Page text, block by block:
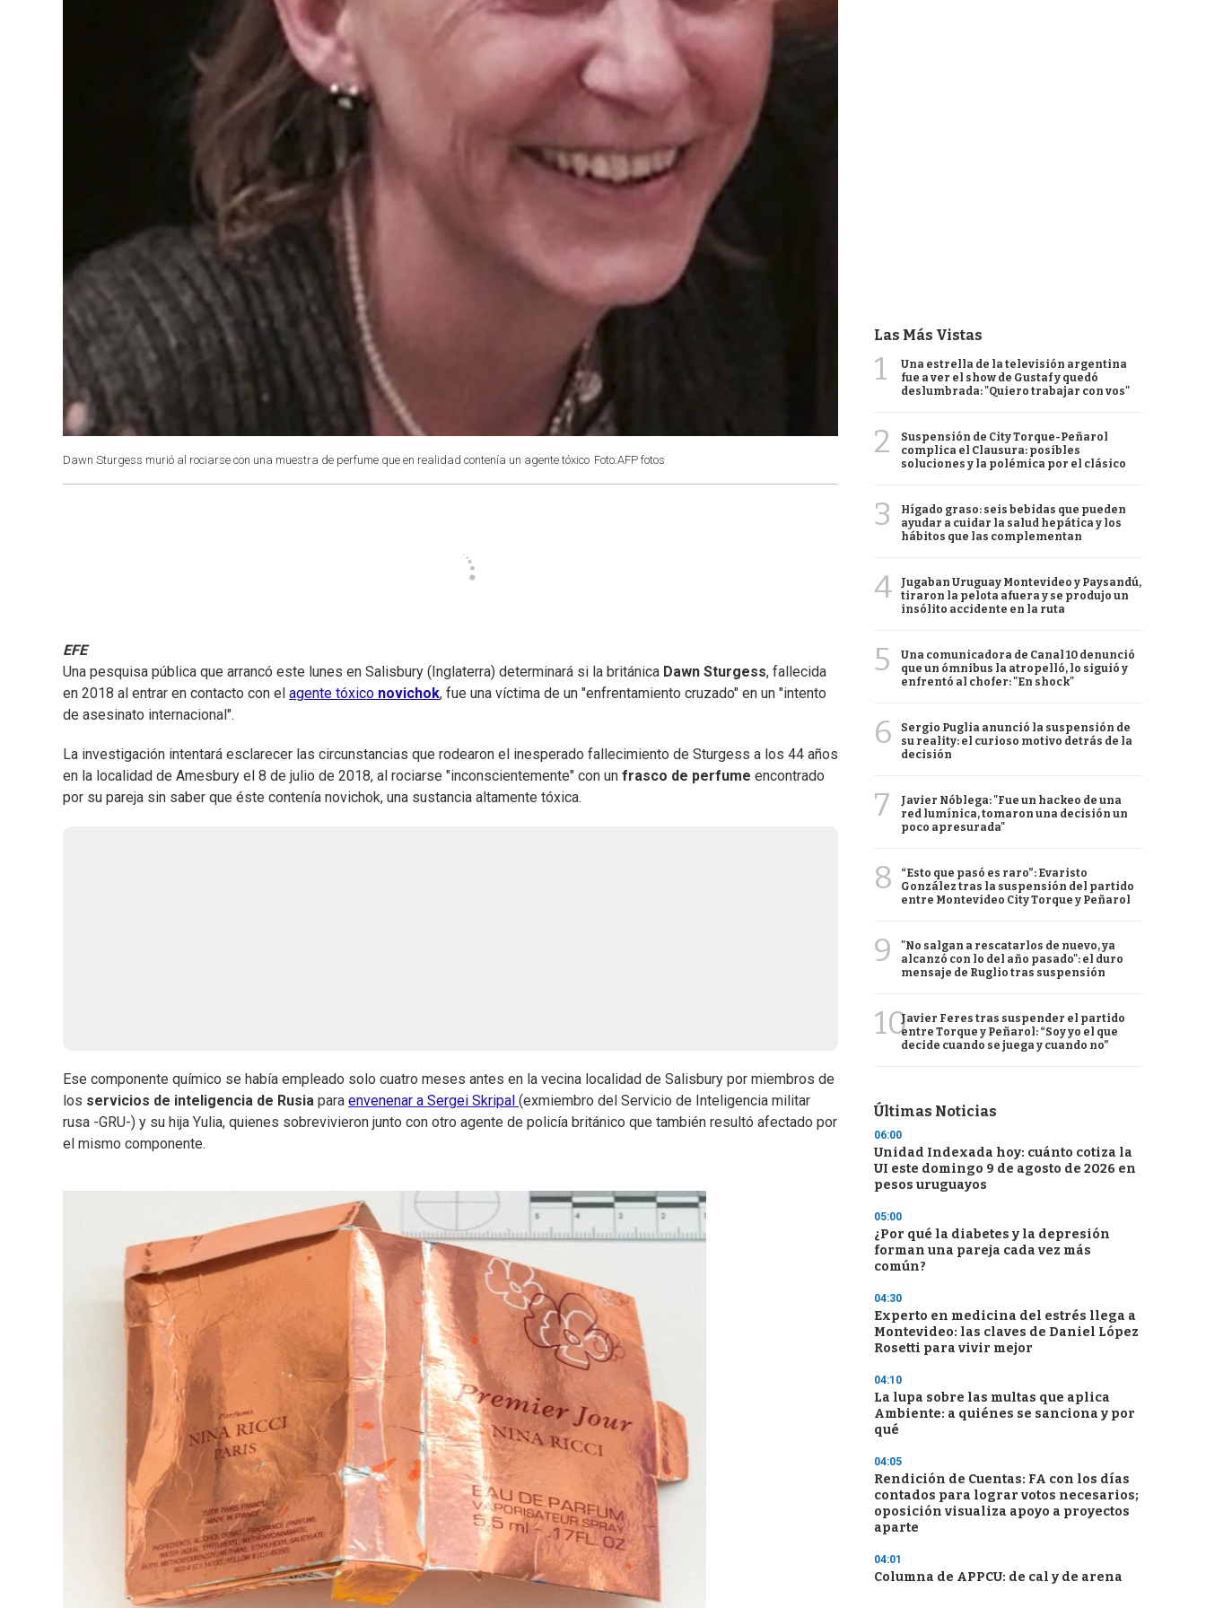
Dawn Sturgess murió al rociarse con una muestra de perfume que en realidad contenía un agente tóxico Foto:AFP fotos
EFE
Una pesquisa pública que arrancó este lunes en Salisbury (Inglaterra) determinará si la británica Dawn Sturgess, fallecida
en 2018 al entrar en contacto con el agente tóxico novichok, fue una víctima de un "enfrentamiento cruzado" en un "intento
de asesinato internacional".
La investigación intentará esclarecer las circunstancias que rodearon el inesperado fallecimiento de Sturgess a los 44 años
en la localidad de Amesbury el 8 de julio de 2018, al rociarse "inconscientemente" con un frasco de perfume encontrado
por su pareja sin saber que éste contenía novichok, una sustancia altamente tóxica.
Ese componente químico se había empleado solo cuatro meses antes en la vecina localidad de Salisbury por miembros de
los servicios de inteligencia de Rusia para envenenar a Sergei Skripal (exmiembro del Servicio de Inteligencia militar
rusa -GRU-) y su hija Yulia, quienes sobrevivieron junto con otro agente de policía británico que también resultó afectado por
el mismo componente.
Las Más Vistas
1
Una estrella de la televisión argentina
fue a ver el show de Gustaf y quedó
deslumbrada: "Quiero trabajar con vos"
2
Suspensión de City Torque-Peñarol
complica el Clausura: posibles
soluciones y la polémica por el clásico
3
Hígado graso: seis bebidas que pueden
ayudar a cuidar la salud hepática y los
hábitos que las complementan
4
Jugaban Uruguay Montevideo y Paysandú,
tiraron la pelota afuera y se produjo un
insólito accidente en la ruta
5
Una comunicadora de Canal 10 denunció
que un ómnibus la atropelló, lo siguió y
enfrentó al chofer: "En shock"
6
Sergio Puglia anunció la suspensión de
su reality: el curioso motivo detrás de la
decisión
7
Javier Nóblega: "Fue un hackeo de una
red lumínica, tomaron una decisión un
poco apresurada"
8
“Esto que pasó es raro”: Evaristo
González tras la suspensión del partido
entre Montevideo City Torque y Peñarol
9
"No salgan a rescatarlos de nuevo, ya
alcanzó con lo del año pasado": el duro
mensaje de Ruglio tras suspensión
10Javier Feres tras suspender el partido
entre Torque y Peñarol: “Soy yo el que
decide cuando se juega y cuando no”
Últimas Noticias
06:00
Unidad Indexada hoy: cuánto cotiza la
UI este domingo 9 de agosto de 2026 en
pesos uruguayos
05:00
¿Por qué la diabetes y la depresión
forman una pareja cada vez más
común?
04:30
Experto en medicina del estrés llega a
Montevideo: las claves de Daniel López
Rosetti para vivir mejor
04:10
La lupa sobre las multas que aplica
Ambiente: a quiénes se sanciona y por
qué
04:05
Rendición de Cuentas: FA con los días
contados para lograr votos necesarios;
oposición visualiza apoyo a proyectos
aparte
04:01
Columna de APPCU: de cal y de arena